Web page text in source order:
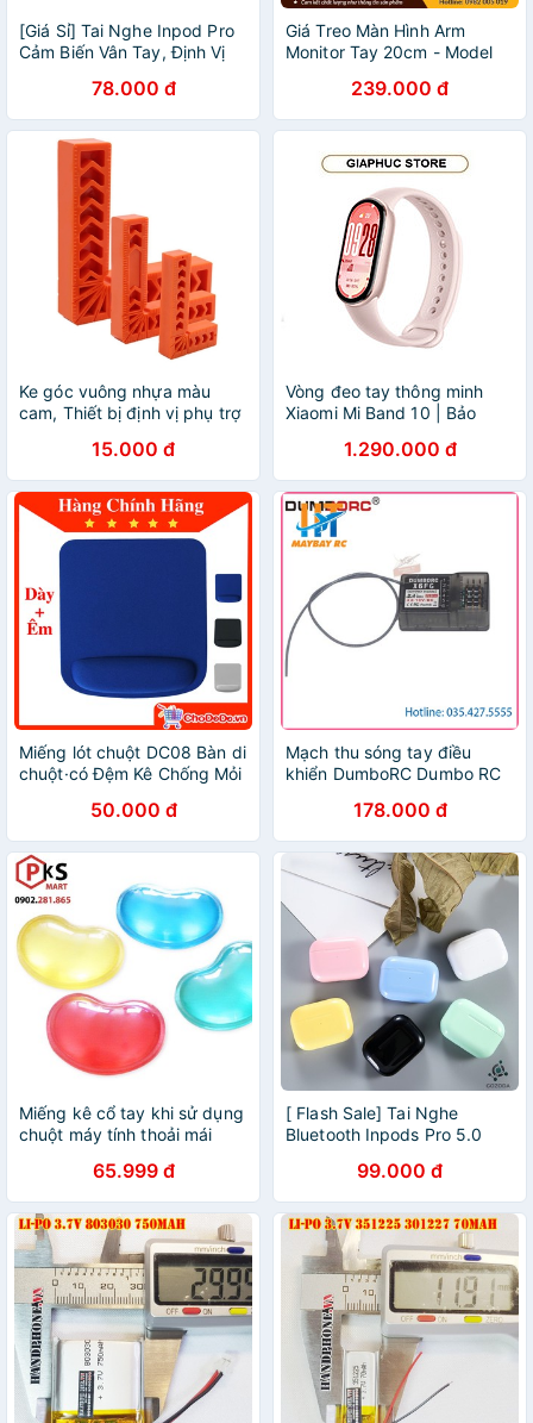
[Giá Sỉ] Tai Nghe Inpod Pro
Cảm Biến Vân Tay, Định Vị
78.000 đ
Giá Treo Màn Hình Arm
Monitor Tay 20cm - Model
Xoay Màn 360 Độ
239.000 đ
Ke góc vuông nhựa màu
cam, Thiết bị định vị phụ trợ
15.000 đ
Vòng đeo tay thông minh
Xiaomi Mi Band 10 | Bảo
GiaPhucStore | Hàng Chính
Hãng
1.290.000 đ
Miếng lót chuột DC08 Bàn di
chuột·có Đệm Kê Chống Mỏi
230*210*20mm
50.000 đ
Mạch thu sóng tay điều
khiển DumboRC Dumbo RC
Chanel (6 kênh) (6CH) sóng
maybayrc
178.000 đ
Miếng kê cổ tay khi sử dụng
chuột máy tính thoải mái
PKSMART - PHỤ KIỆN SỐ
9999
65.999 đ
[ Flash Sale] Tai Nghe
Bluetooth Inpods Pro 5.0
Tự Động Kết Nối- Bảo Hành
12 Tháng
99.000 đ